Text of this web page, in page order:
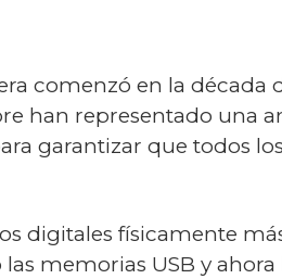
comenzó en la década
han representado una
garantizar que todos
digitales físicamente
memorias USB y ahora